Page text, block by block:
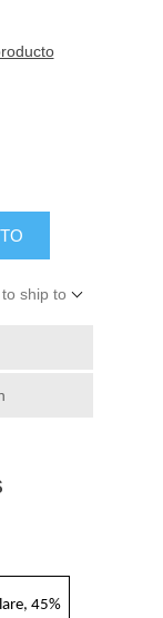
ship to
45%